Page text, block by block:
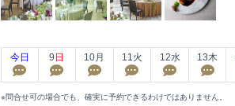
今日 9 日 10月 11火 12水 13木
※問合せ可の場合でも、確実に予約できるわけではありません。